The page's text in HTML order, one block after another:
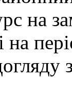
на
на